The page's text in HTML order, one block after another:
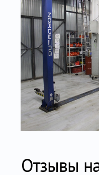
Отзывы